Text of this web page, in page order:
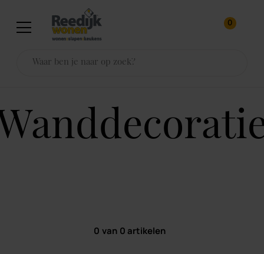
0
0 van 0 artikelen